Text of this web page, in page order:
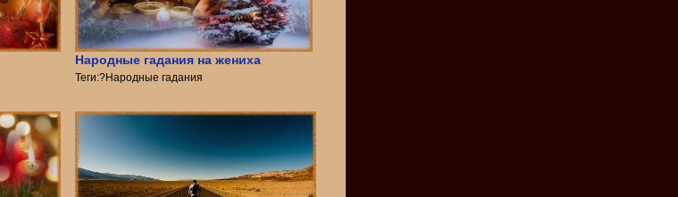
Народные гадания на жениха
Теги:?Народные гадания